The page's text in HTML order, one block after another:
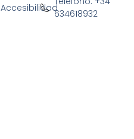
Accesibilidad634618932